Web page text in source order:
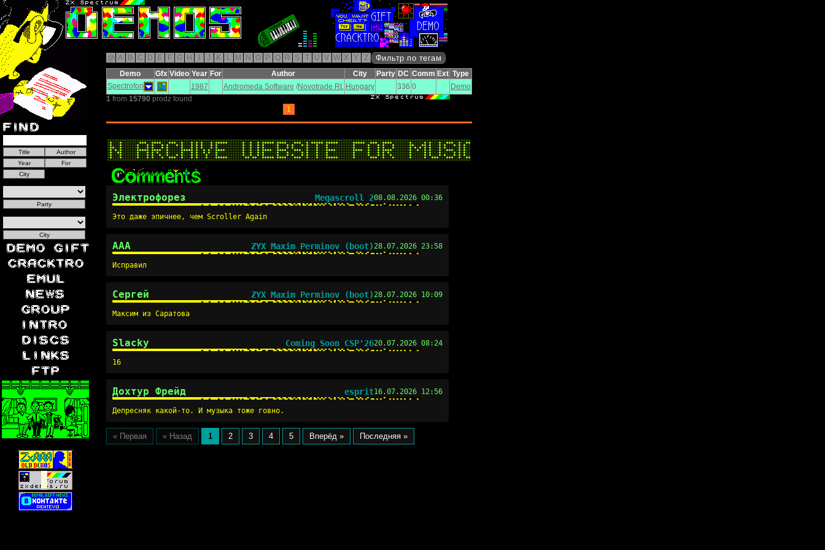
@ A B C D E F G H J K L M N O P Q R S T U V W X Y Z Фильтр по тегам
Demo Gfx Video Year For Author City Party DC Comm Ext Type
Spectrofon
1987 Andromeda Software /Novotrade Rt. Hungary 336 0
Demo
1from 15790 prodz found
1
Электрофорез Megascroll 208.08.2026 00:36
Это даже эпичнее, чем Scroller Again
AAA ZYX Maxim Perminov (boot) 28.07.2026 23:58
Исправил
Сергей ZYX Maxim Perminov (boot) 28.07.2026 10:09
Максим из Саратова
Slacky Coming Soon CSP'2620.07.2026 08:24
16
Дохтур Фрейд esprit16.07.2026 12:56
Депресняк какой-то. И музыка тоже говно.
« Первая « Назад 1 2 3 4 5 Вперёд » Последняя »